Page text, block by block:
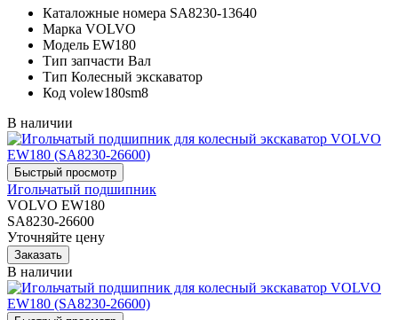
Каталожные номера SA8230-13640
Марка VOLVO
Модель EW180
Тип запчасти Вал
Тип Колесный экскаватор
Код volew180sm8
В наличии
Игольчатый подшипник
VOLVO EW180
SA8230-26600
Уточняйте цену
В наличии